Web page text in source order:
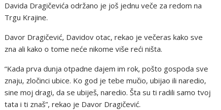
Davida Dragičevića održano je još jednu veče za redom na
Trgu Krajine.
Davor Dragičević, Davidov otac, rekao je večeras kako sve
zna ali kako o tome neće nikome više reći ništa.
“Kada prva dunja otpadne dajem im rok, pošto gospoda sve
znaju, zločinci ubice. Ko god je tebe mučio, ubijao ili naredio,
sine moj dragi, da se ubiješ, naredio. Šta su ti radili samo tvoj
tata i ti znaš”, rekao je Davor Dragičević.